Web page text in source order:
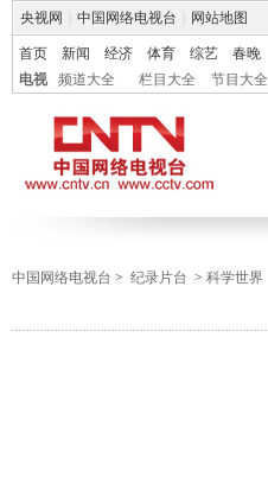
央视网 中国网络电视台 网站地图
首页 新闻 经济 体育 综艺 春晚
电视
频道大全 栏目大全 节目大全
中国网络电视台 > 纪录片台 > 科学世界